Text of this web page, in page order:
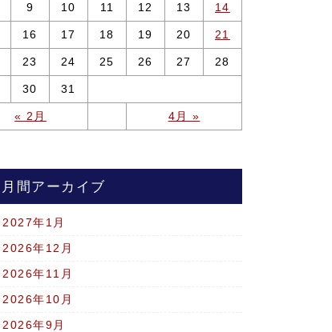
« 2月 4月 »
9 10 11 12 13 14
16 17 18 19 20 21
23 24 25 26 27 28
30 31
月間アーカイブ
2027年1月
2026年12月
2026年11月
2026年10月
2026年9月